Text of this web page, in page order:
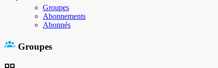
Groupes
Abonnements
Abonnés
Groupes